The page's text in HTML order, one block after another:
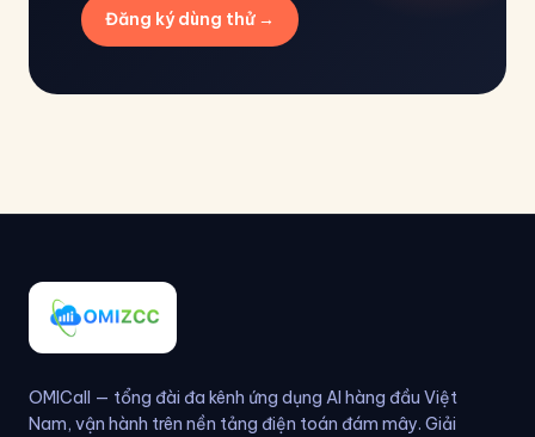
Đăng ký dùng thử →
OMICall — tổng đài đa kênh ứng dụng AI hàng đầu Việt
Nam, vận hành trên nền tảng điện toán đám mây. Giải